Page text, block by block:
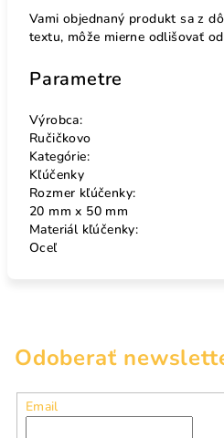
Vami objednaný produkt sa z
textu, môže mierne odlišovať
Parametre
Výrobca:
Ručičkovo
Kategórie:
Kľúčenky
Rozmer kľúčenky:
20 mm x 50 mm
Materiál kľúčenky:
Oceľ
Odoberať
Email